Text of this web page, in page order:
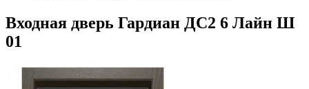
Входная дверь Гардиан ДС2 6 Лайн Ш
01